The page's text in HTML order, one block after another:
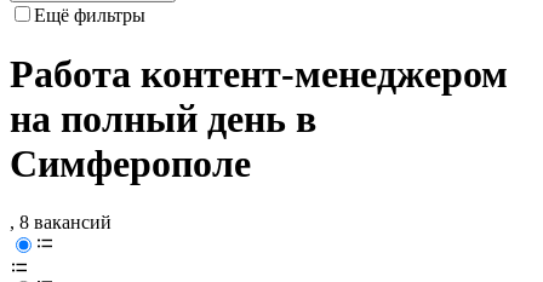
Ещё фильтры
Работа контент-менеджером
на полный день в
Симферополе
, 8 вакансий